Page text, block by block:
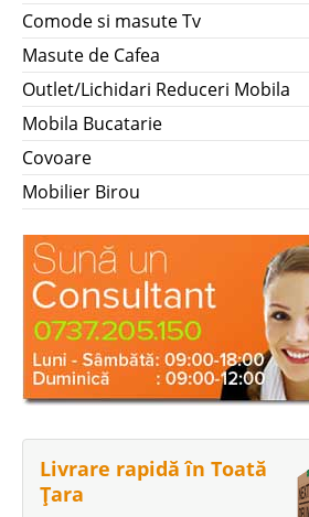
Comode si masute Tv
Masute de Cafea
Outlet/Lichidari Reduceri Mobila
Mobila Bucatarie
Covoare
Mobilier Birou
Livrare rapidă în Toată
Țara